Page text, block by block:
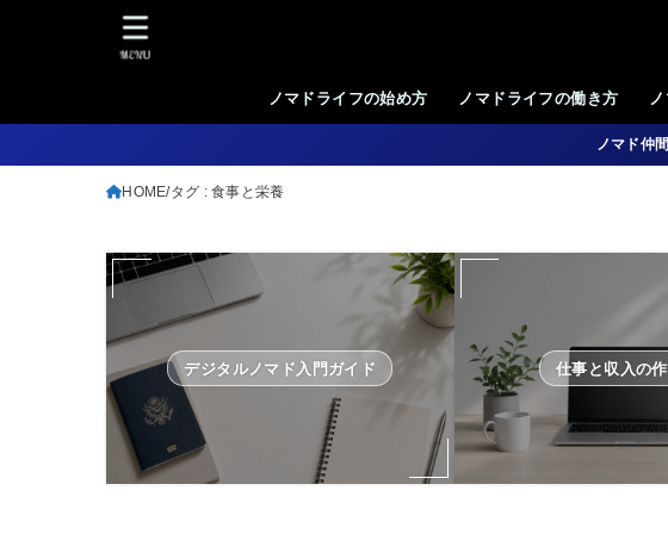
ノマドライフの始め方 ノマドライフの働き方
MENU
ノマド仲
HOME タグ : 食事と栄養
デジタルノマド入門ガイド 仕事と収入の